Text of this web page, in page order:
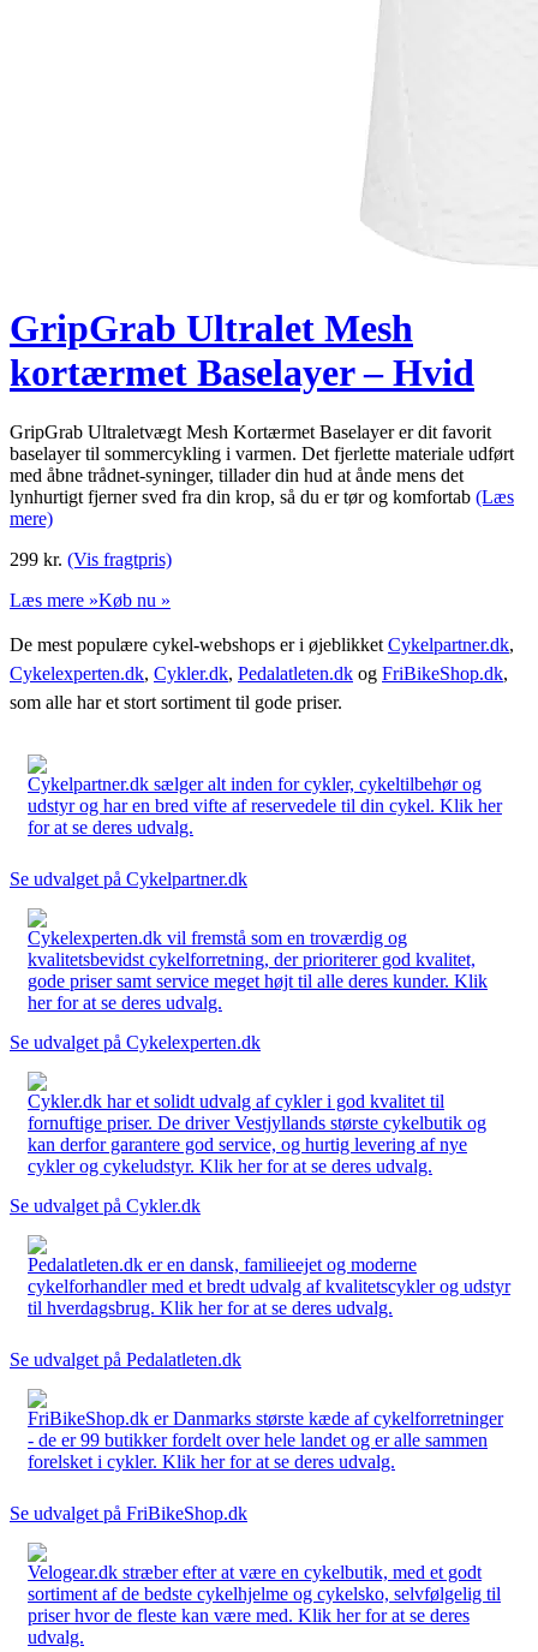
GripGrab Ultralet Mesh
kortærmet Baselayer – Hvid
GripGrab Ultraletvægt Mesh Kortærmet Baselayer er dit favorit
baselayer til sommercykling i varmen. Det fjerlette materiale udført
med åbne trådnet-syninger, tillader din hud at ånde mens det
lynhurtigt fjerner sved fra din krop, så du er tør og komfortab (Læs
mere)
299 kr. (Vis fragtpris)
Læs mere »Køb nu »
De mest populære cykel-webshops er i øjeblikket Cykelpartner.dk,
Cykelexperten.dk, Cykler.dk, Pedalatleten.dk og FriBikeShop.dk,
som alle har et stort sortiment til gode priser.
Cykelpartner.dk sælger alt inden for cykler, cykeltilbehør og
udstyr og har en bred vifte af reservedele til din cykel. Klik her
for at se deres udvalg.
Se udvalget på Cykelpartner.dk
Cykelexperten.dk vil fremstå som en troværdig og
kvalitetsbevidst cykelforretning, der prioriterer god kvalitet,
gode priser samt service meget højt til alle deres kunder. Klik
her for at se deres udvalg.
Se udvalget på Cykelexperten.dk
Cykler.dk har et solidt udvalg af cykler i god kvalitet til
fornuftige priser. De driver Vestjyllands største cykelbutik og
kan derfor garantere god service, og hurtig levering af nye
cykler og cykeludstyr. Klik her for at se deres udvalg.
Se udvalget på Cykler.dk
Pedalatleten.dk er en dansk, familieejet og moderne
cykelforhandler med et bredt udvalg af kvalitetscykler og udstyr
til hverdagsbrug. Klik her for at se deres udvalg.
Se udvalget på Pedalatleten.dk
FriBikeShop.dk er Danmarks største kæde af cykelforretninger
- de er 99 butikker fordelt over hele landet og er alle sammen
forelsket i cykler. Klik her for at se deres udvalg.
Se udvalget på FriBikeShop.dk
Velogear.dk stræber efter at være en cykelbutik, med et godt
sortiment af de bedste cykelhjelme og cykelsko, selvfølgelig til
priser hvor de fleste kan være med. Klik her for at se deres
udvalg.